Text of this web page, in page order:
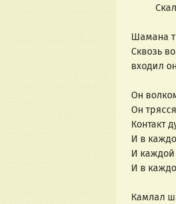
Шамана
Сквозь
входил
Он
Он
Контакт
И в
И каждой
И в
Камлал